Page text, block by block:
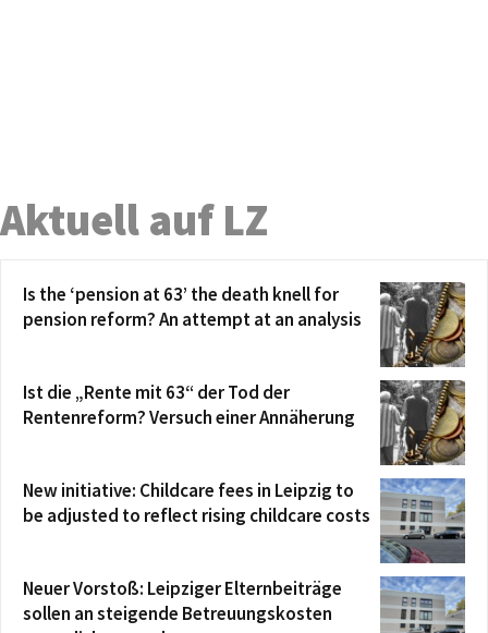
Aktuell auf LZ
Is the ‘pension at 63’ the death knell for
pension reform? An attempt at an analysis
Ist die „Rente mit 63“ der Tod der
Rentenreform? Versuch einer Annäherung
New initiative: Childcare fees in Leipzig to
be adjusted to reflect rising childcare costs
Neuer Vorstoß: Leipziger Elternbeiträge
sollen an steigende Betreuungskosten